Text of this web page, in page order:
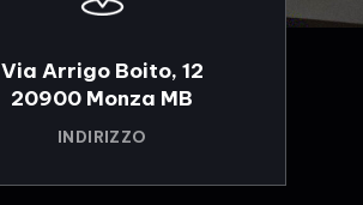
Via Arrigo Boito, 12
20900 Monza MB
INDIRIZZO